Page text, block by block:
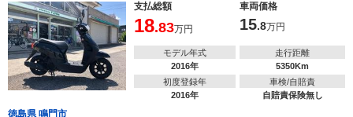
支払総額
車両価格
18.83万円 15.8万円
モデル年式
2016年
走行距離
5350Km
初度登録年
2016年
車検/自賠責
自賠責保険無し
徳島県 鳴門市